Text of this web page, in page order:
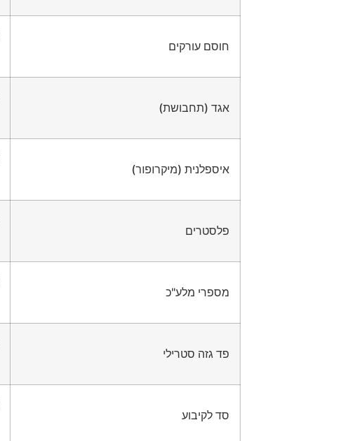
חוסם עורקים
אגד (תחבושת)
איספלנית (מיקרופור)
פלסטרים
מספרי מלע"כ
פד גזה סטרילי
סד לקיבוע